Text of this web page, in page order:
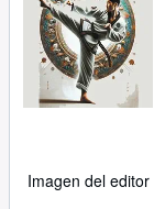
Imagen del editor